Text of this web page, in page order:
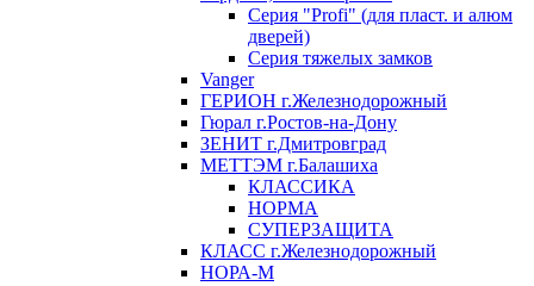
Серия "Profi" (для пласт. и алюм
дверей)
Серия тяжелых замков
Vanger
ГЕРИОН г.Железнодорожный
Гюрал г.Ростов-на-Дону
ЗЕНИТ г.Дмитровград
МЕТТЭМ г.Балашиха
КЛАССИКА
НОРМА
СУПЕРЗАЩИТА
КЛАСС г.Железнодорожный
НОРА-М